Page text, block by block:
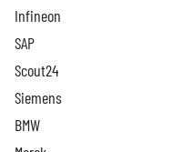
Infineon
SAP
Scout24
Siemens
BMW